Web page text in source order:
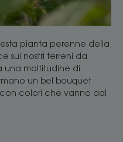
pianta perenne della
sui nostri terreni da
una moltitudine di
un bel bouquet
colori che vanno dal